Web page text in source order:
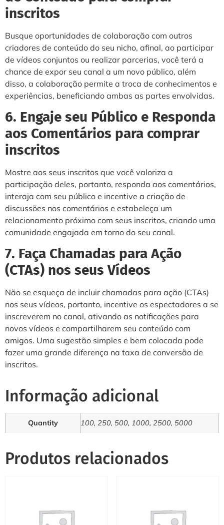
inscritos
Busque oportunidades de colaboração com outros
criadores de conteúdo do seu nicho, afinal, ao participar
de vídeos conjuntos ou realizar parcerias, você terá a
chance de expor seu canal a um novo público, além
disso, a colaboração permite a troca de conhecimentos e
experiências, beneficiando ambas as partes envolvidas.
6. Engaje seu Público e Responda
aos Comentários para comprar
inscritos
Mostre aos seus inscritos que você valoriza a
participação deles, portanto, responda aos comentários,
interaja com seu público e incentive a criação de
discussões nos comentários e estabeleça um
relacionamento próximo com seus inscritos, criando uma
comunidade engajada em torno do seu canal.
7. Faça Chamadas para Ação
(CTAs) nos seus Vídeos
Não se esqueça de incluir chamadas para ação (CTAs)
nos seus vídeos, portanto, incentive os espectadores a se
inscreverem no canal, ativando as notificações para
novos vídeos e compartilharem seu conteúdo com
amigos. Uma sugestão simples e bem colocada pode
fazer uma grande diferença na taxa de conversão de
inscritos.
Informação adicional
Quantity 100, 250, 500, 1000, 2500, 5000
Produtos relacionados